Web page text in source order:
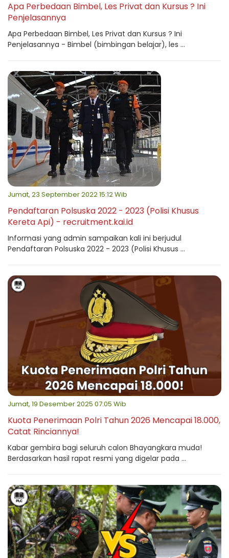
Apa Perbedaan Bimbel, Les Privat dan Kursus ? Ini
Penjelasannya
Apa Perbedaan Bimbel, Les Privat dan Kursus ? Ini
Penjelasannya - Bimbel (bimbingan belajar), les ...
Jumat, 23 September 2022 15:12 Wib
Pendaftaran Polsuska 2022 - 2023 (Polisi Khusus
Kereta Api) - recruitment.kai.id
Informasi yang admin sampaikan kali ini berjudul
Pendaftaran Polsuska 2022 - 2023 (Polisi Khusus ...
Jumat, 19 Desember 2025 07:05 Wib
Kuota Penerimaan Polri Tahun 2026 Mencapai 18.000,
Catat Rinciannya!
Kabar gembira bagi seluruh calon Bhayangkara muda!
Berdasarkan hasil rapat resmi yang digelar pada ...